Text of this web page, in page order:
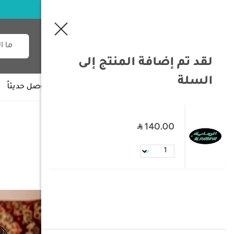
وصل حديثاً
دله قهوة
لقد تم إضافة المنتج إلى
السلة
140.00